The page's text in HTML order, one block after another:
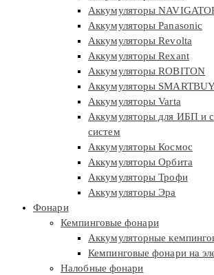
Аккумуляторы
Аккумуляторы Panasonic
Аккумуляторы Revolta
Аккумуляторы Rexant
Аккумуляторы ROBITON
Аккумуляторы
Аккумуляторы Varta
Аккумуляторы для ИБП и
систем
Аккумуляторы Космос
Аккумуляторы Орбита
Аккумуляторы Трофи
Аккумуляторы Эра
Фонари
Кемпинговые фонари
Аккумуляторные
Кемпинговые фонари на
Налобные фонари